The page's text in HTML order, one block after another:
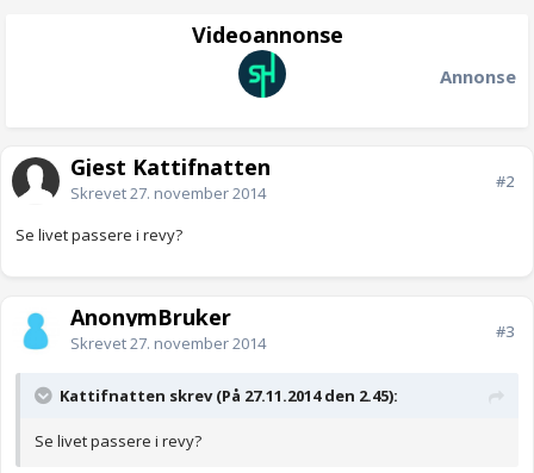
Videoannonse
Annonse
Gjest Kattifnatten
Skrevet27. november 2014
#2
Se livet passere i revy?
AnonymBruker
Skrevet27. november 2014
#3
Kattifnatten skrev (På 27.11.2014 den 2.45):
Se livet passere i revy?